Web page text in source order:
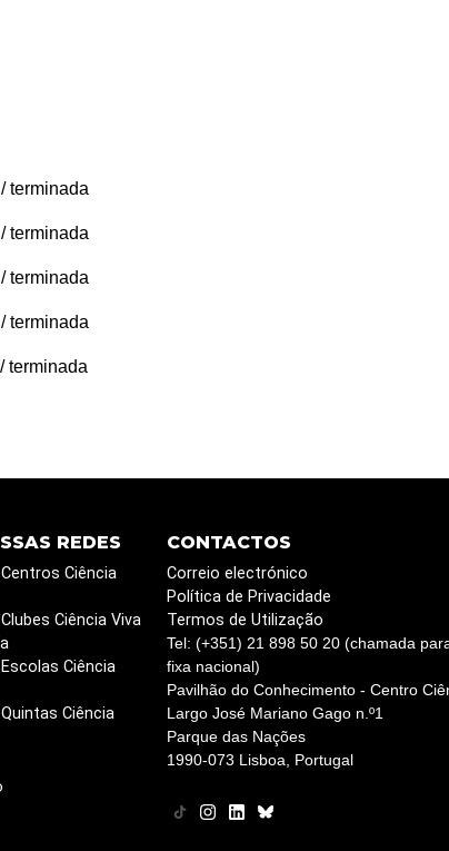
terminada
terminada
terminada
terminada
terminada
REDES
Ciência
Ciência Viva
Ciência
Ciência
CONTACTOS
Correio electrónico
Política de Privacidade
Termos de Utilização
Tel: (+351) 21 898 50 20 (chamada
fixa nacional)
Pavilhão do Conhecimento - Centro
Largo José Mariano Gago n.º1
Parque das Nações
1990-073 Lisboa, Portugal